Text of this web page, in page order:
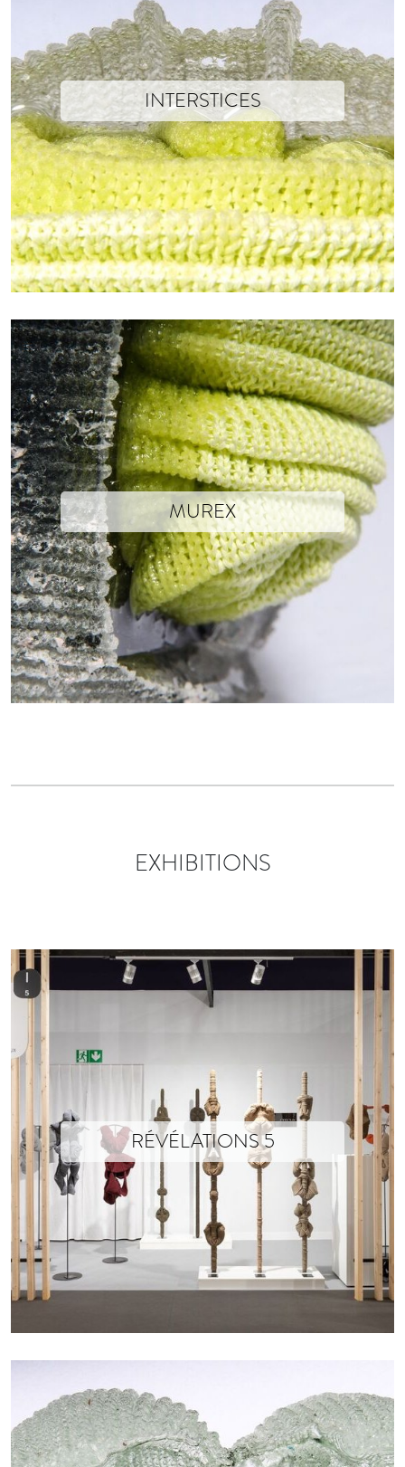
INTERSTICES
Isabelle Soum x Xavier Brisoux This piece was created as a
MUREX
Isabelle Soum x Xavier Brisoux
Photographs © Isabelle Soum
EXHIBITIONS
RÉVÉLATIONS 5
Photographs ©Voyez-Vous (Vinciane Lebrun)